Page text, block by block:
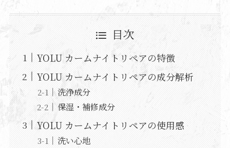
目次
YOLU カームナイトリペアの特徴
YOLU カームナイトリペアの成分解析
洗浄成分
保湿・補修成分
YOLU カームナイトリペアの使用感
洗い心地